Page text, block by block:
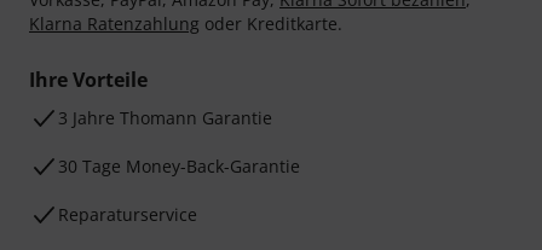
Klarna Ratenzahlung oder Kreditkarte.
Ihre Vorteile
3 Jahre Thomann Garantie
30 Tage Money-Back-Garantie
Reparaturservice